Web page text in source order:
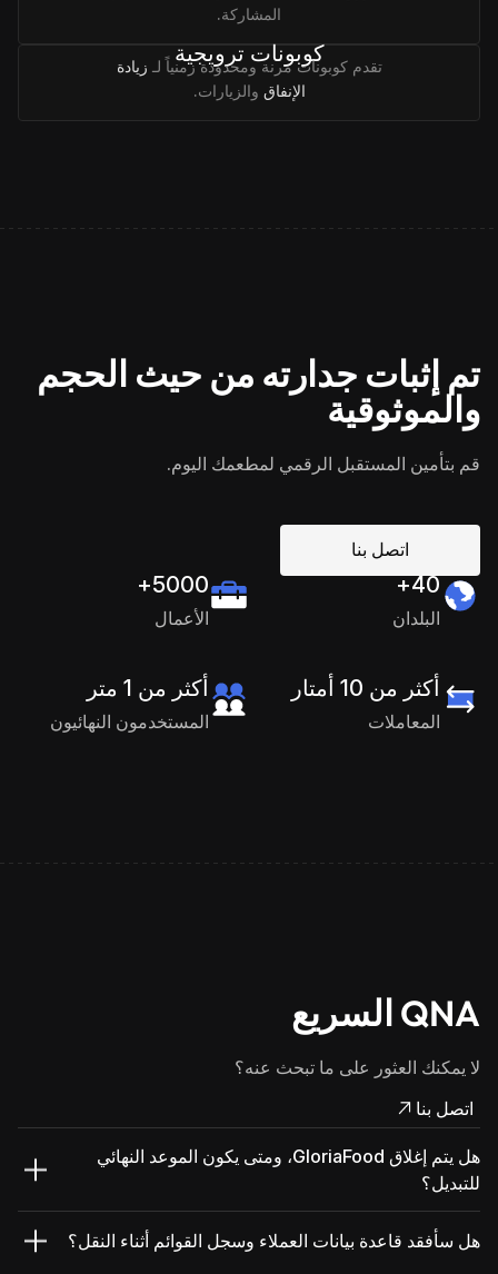
المشاركة.
كوبونات ترويجية
تقدم كوبونات مرنة ومحدودة زمنياً لـ زيادة
الإنفاق والزيارات.
تم إثبات جدارته من حيث الحجم
والموثوقية
قم بتأمين المستقبل الرقمي لمطعمك اليوم.
اتصل بنا
40+
البلدان
5000+
الأعمال
أكثر من 10 أمتار
المعاملات
أكثر من 1 متر
المستخدمون النهائيون
QNA السريع
لا يمكنك العثور على ما تبحث عنه؟
اتصل بنا
هل يتم إغلاق GloriaFood، ومتى يكون الموعد النهائي
للتبديل؟
هل سأفقد قاعدة بيانات العملاء وسجل القوائم أثناء النقل؟